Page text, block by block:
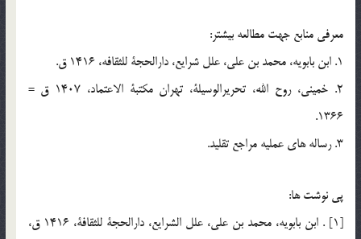
معرفي منابع جهت مطالعه بيشتر:
1. ابن بابويه، محمد بن علي، علل شرايع، دارالحجة للثقافه، 1416 ق.
2. خميني، روح الله، تحريرالوسيلة، تهران مكتبة الاعتماد، 1407 ق =
1366.
3. رساله هاي عمليه مراجع تقليد.
پي نوشت ها:
[1] . ابن بابويه، محمد بن علي، علل الشرايع، دارالحجة للثقافة، 1416 ق،